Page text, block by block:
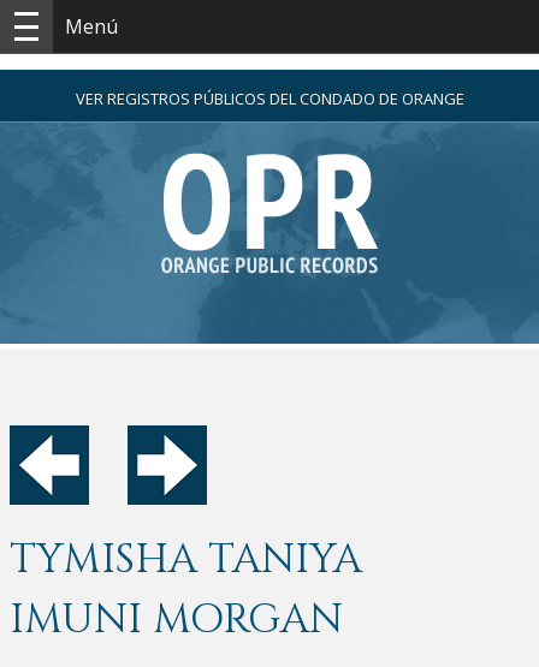
Menú
VER REGISTROS PÚBLICOS DEL CONDADO DE ORANGE
TYMISHA TANIYA
IMUNI MORGAN